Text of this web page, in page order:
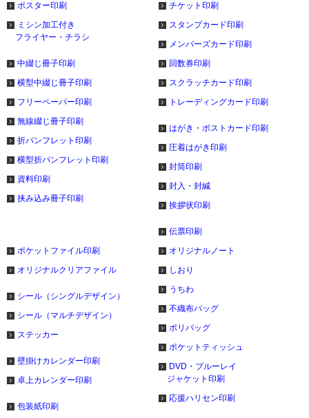
ポスター印刷
ミシン加工付き
フライヤー・チラシ
中綴じ冊子印刷
横型中綴じ冊子印刷
フリーペーパー印刷
無線綴じ冊子印刷
折パンフレット印刷
横型折パンフレット印刷
資料印刷
挟み込み冊子印刷
チケット印刷
スタンプカード印刷
メンバーズカード印刷
回数券印刷
スクラッチカード印刷
トレーディングカード印刷
はがき・ポストカード印刷
圧着はがき印刷
封筒印刷
封入・封緘
挨拶状印刷
伝票印刷
ポケットファイル印刷
オリジナルクリアファイル
シール（シングルデザイン）
シール（マルチデザイン）
ステッカー
壁掛けカレンダー印刷
卓上カレンダー印刷
包装紙印刷
オリジナルノート
しおり
うちわ
不織布バッグ
ポリバッグ
ポケットティッシュ
DVD・ブルーレイ
ジャケット印刷
応援ハリセン印刷